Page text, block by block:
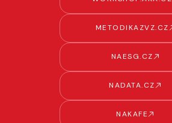
METODIKAZVZ.CZ
NAESG.CZ
NADATA.CZ
NAKAFE